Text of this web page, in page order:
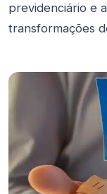
previdenciário e
transformações